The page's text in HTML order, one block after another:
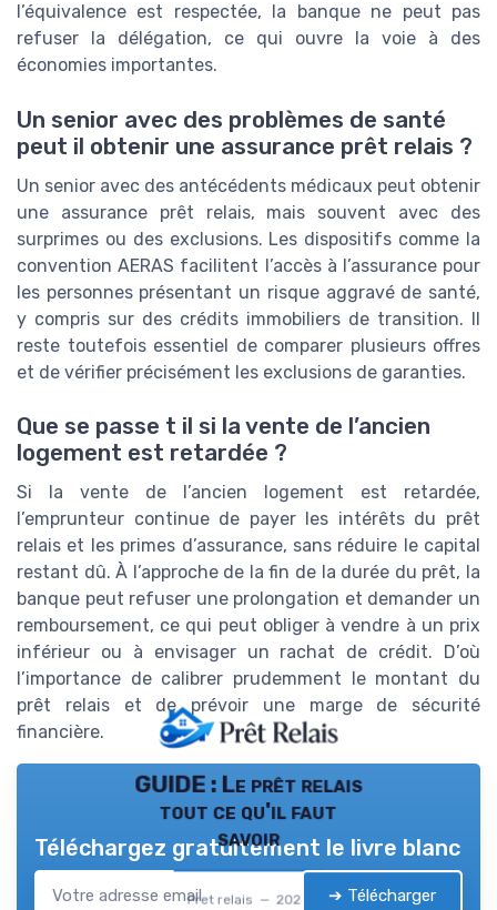
l’équivalence est respectée, la banque ne peut pas
refuser la délégation, ce qui ouvre la voie à des
économies importantes.
Un senior avec des problèmes de santé
peut il obtenir une assurance prêt relais ?
Un senior avec des antécédents médicaux peut obtenir
une assurance prêt relais, mais souvent avec des
surprimes ou des exclusions. Les dispositifs comme la
convention AERAS facilitent l’accès à l’assurance pour
les personnes présentant un risque aggravé de santé,
y compris sur des crédits immobiliers de transition. Il
reste toutefois essentiel de comparer plusieurs offres
et de vérifier précisément les exclusions de garanties.
Que se passe t il si la vente de l’ancien
logement est retardée ?
Si la vente de l’ancien logement est retardée,
l’emprunteur continue de payer les intérêts du prêt
relais et les primes d’assurance, sans réduire le capital
restant dû. À l’approche de la fin de la durée du prêt, la
banque peut refuser une prolongation et demander un
remboursement, ce qui peut obliger à vendre à un prix
inférieur ou à envisager un rachat de crédit. D’où
l’importance de calibrer prudemment le montant du
prêt relais et de prévoir une marge de sécurité
financière.
GUIDE : Le prêt relais
tout ce qu'il faut
savoir
Pret relais — 2026
Téléchargez gratuitement le livre blanc
➔ Télécharger